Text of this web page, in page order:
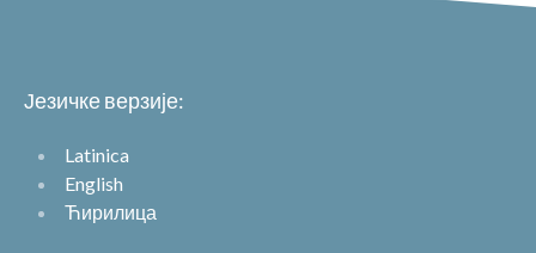
Језичке верзије:
Latinica
English
Ћирилица